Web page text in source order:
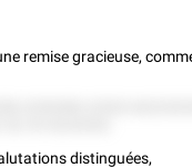
remise gracieuse,
distinguées,